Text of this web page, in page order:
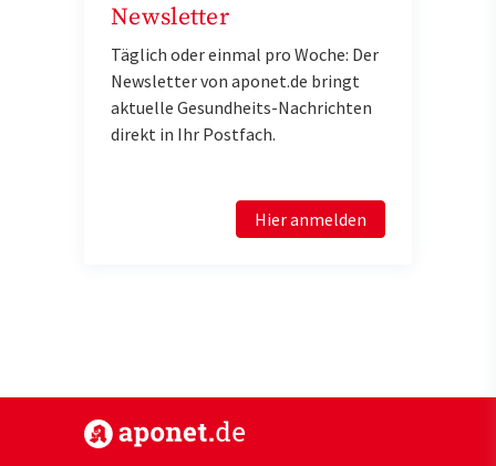
Newsletter
Täglich oder einmal pro Woche: Der
Newsletter von aponet.de bringt
aktuelle Gesundheits-Nachrichten
direkt in Ihr Postfach.
Hier anmelden